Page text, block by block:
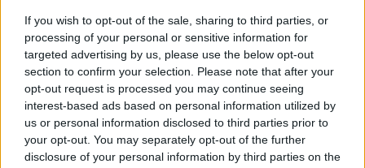
If you wish to opt-out of the sale, sharing to third parties, or
processing of your personal or sensitive information for
targeted advertising by us, please use the below opt-out
section to confirm your selection. Please note that after your
opt-out request is processed you may continue seeing
interest-based ads based on personal information utilized by
us or personal information disclosed to third parties prior to
your opt-out. You may separately opt-out of the further
disclosure of your personal information by third parties on the
manifestazione dell'orgoglio LGBTQIA+* (lesbico, gay, bisessuale,
transgender, queer, intersessuale e asessuale) che dopo Firenze
(2016) e Arezzo (2017), quest’anno fa tappa nella città del Palio.
La parata del Toscana Pride attraverserà le vie del centro e sarà
una grande festa che coinvolgerà tutta la città. Sono attese migliaia
di persone provenienti da tutta la regione e da tutta Italia e gli
organizzatori sperano in una adesione convinta delle istituzioni e
nell’entusiastica partecipazione della rete delle associazioni e dei
cittadini e cittadine di tutta la provincia.